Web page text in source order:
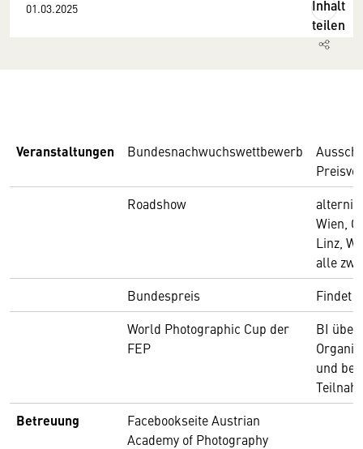
01.03.2025
Inhalt
teilen
Veranstaltungen Bundesnachwuchswettbewerb
Roadshow
Wien,
Linz,
alle
Bundespreis
Findet
World Photographic Cup der
FEP
BI
und
Betreuung
Facebookseite Austrian
Academy of Photography